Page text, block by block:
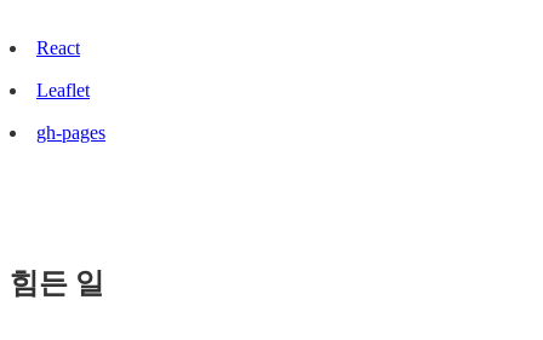
React
Leaflet
gh-pages
힘든 일